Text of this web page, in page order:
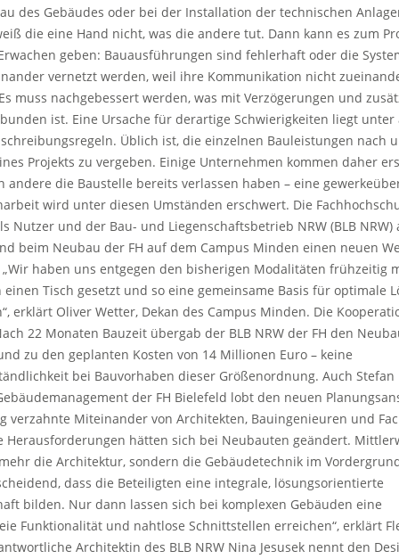
des Gebäudes oder bei der Installation der technischen
die eine Hand nicht, was die andere tut. Dann kann es zum
geben: Bauausführungen sind fehlerhaft oder die
vernetzt werden, weil ihre Kommunikation nicht
muss nachgebessert werden, was mit Verzögerungen und
ist. Eine Ursache für derartige Schwierigkeiten liegt unter
Üblich ist, die einzelnen Bauleistungen nach
Projekts zu vergeben. Einige Unternehmen kommen daher
andere die Baustelle bereits verlassen haben – eine
wird unter diesen Umständen erschwert. Die
Nutzer und der Bau- und Liegenschaftsbetrieb NRW (BLB NRW)
beim Neubau der FH auf dem Campus Minden einen neuen
„Wir haben uns entgegen den bisherigen Modalitäten frühzeitig
einen Tisch gesetzt und so eine gemeinsame Basis für optimale
erklärt Oliver Wetter, Dekan des Campus Minden. Die
22 Monaten Bauzeit übergab der BLB NRW der FH den
zu den geplanten Kosten von 14 Millionen Euro – keine
bei Bauvorhaben dieser Größenordnung. Auch Stefan
der FH Bielefeld lobt den neuen
verzahnte Miteinander von Architekten, Bauingenieuren und
Herausforderungen hätten sich bei Neubauten geändert.
die Architektur, sondern die Gebäudetechnik im
dass die Beteiligten eine integrale, lösungsorientierte
bilden. Nur dann lassen sich bei komplexen Gebäuden eine
Funktionalität und nahtlose Schnittstellen erreichen“, erklärt
Architektin des BLB NRW Nina Jesusek nennt den